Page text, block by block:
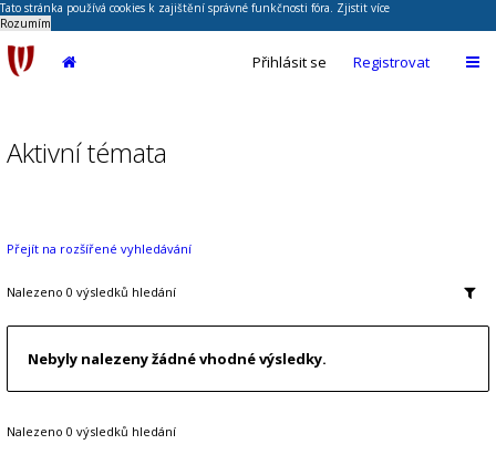
Tato stránka používá cookies k zajištění správné funkčnosti fóra. Zjistit více
Rozumím
Přihlásit se Registrovat
Aktivní témata
Přejít na rozšířené vyhledávání
Nalezeno 0 výsledků hledání
Nebyly nalezeny žádné vhodné výsledky.
Nalezeno 0 výsledků hledání